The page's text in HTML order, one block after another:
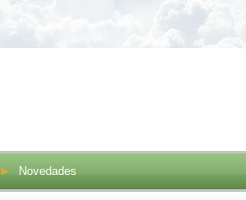
► Novedades